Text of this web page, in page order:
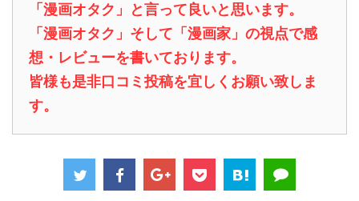
「漫画オタク」と言って良いと思います。
「漫画オタク」そして「漫画家」の視点で感
想・レビューを書いております。
皆様も是非口コミ投稿を宜しくお願い致しま
す。